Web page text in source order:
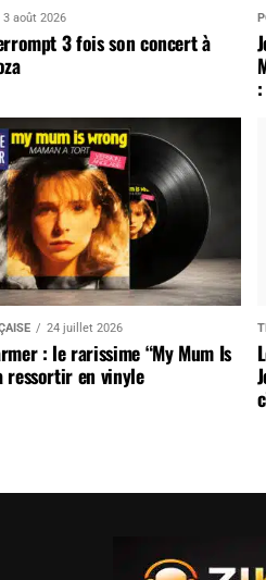
3 août 2026
3 fois son concert à
24 juillet 2026
: le rarissime “My Mum Is
ressortir en vinyle